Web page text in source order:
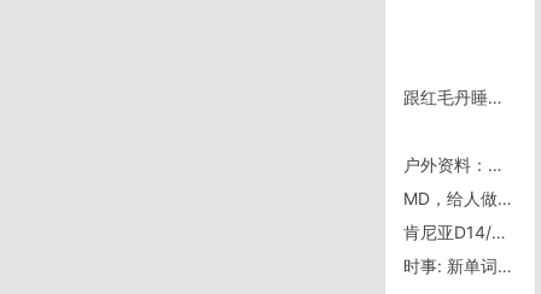
跟红毛丹睡在一起｜哥斯达黎加骑行故事
户外资料：五分钟生存手册
MD，给人做一个破程序，没完没了的错误，没完没了的客服，靠，以后不干这种东西了。
肯尼亚D14/0513，Makutano
时事: 新单词“宇航员 taikongnaut”